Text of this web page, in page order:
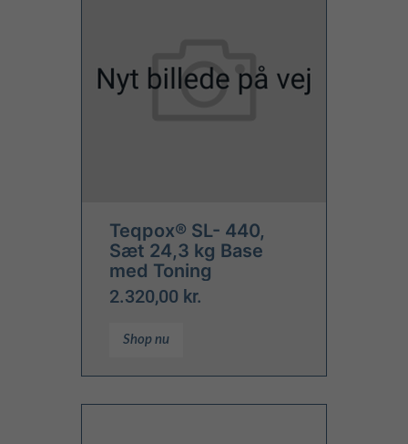
Teqpox® SL- 440,
Sæt 24,3 kg Base
med Toning
2.320,00 kr.
Shop nu